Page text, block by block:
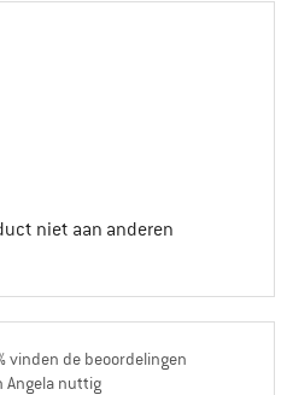
niet aan anderen
vinden de beoordelingen
Angela nuttig